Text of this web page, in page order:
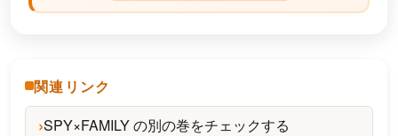
関連リンク
SPY×FAMILY の別の巻をチェックする